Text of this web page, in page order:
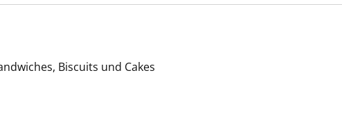
Biscuits und Cakes